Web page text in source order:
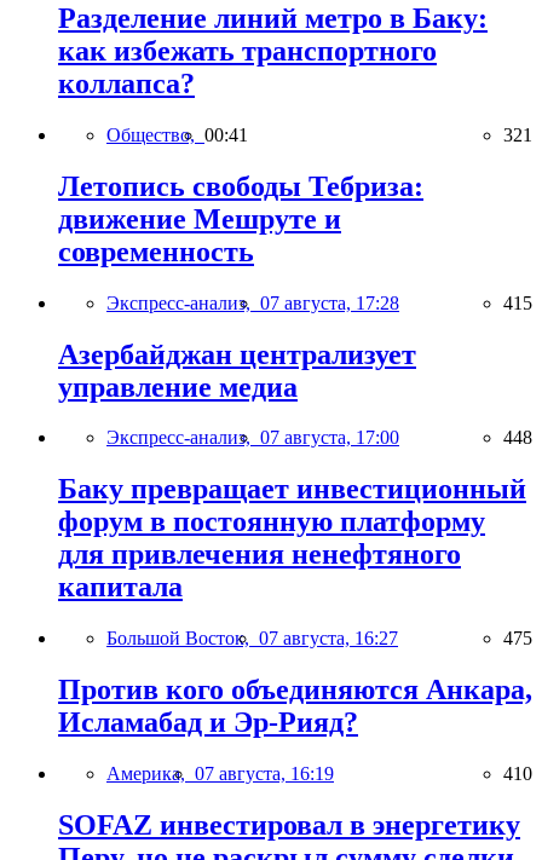
Разделение линий метро в Баку:
как избежать транспортного
коллапса?
Общество, 00:41 321
Летопись свободы Тебриза:
движение Мешруте и
современность
Экспресс-анализ, 07 августа, 17:28 415
Азербайджан централизует
управление медиа
Экспресс-анализ, 07 августа, 17:00 448
Баку превращает инвестиционный
форум в постоянную платформу
для привлечения ненефтяного
капитала
Большой Восток, 07 августа, 16:27 475
Против кого объединяются Анкара,
Исламабад и Эр-Рияд?
Америка, 07 августа, 16:19 410
SOFAZ инвестировал в энергетику